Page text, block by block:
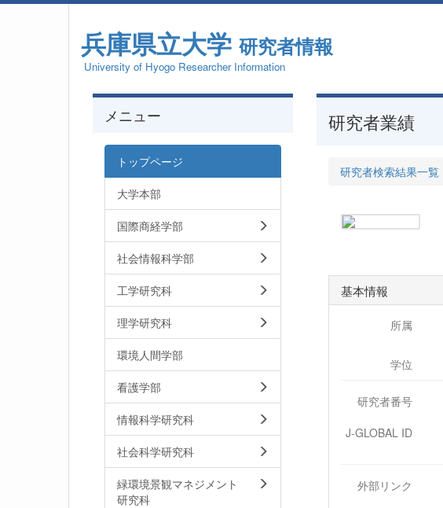
兵庫県立大学 研究者情報
University of Hyogo Researcher Information
研究者業績
研究者検索結果一覧
基本情報
所属
学位
研究者番号
J-GLOBAL ID
外部リンク
メニュー
トップページ
大学本部
国際商経学部
社会情報科学部
工学研究科
理学研究科
環境人間学部
看護学部
情報科学研究科
社会科学研究科
緑環境景観マネジメント
研究科